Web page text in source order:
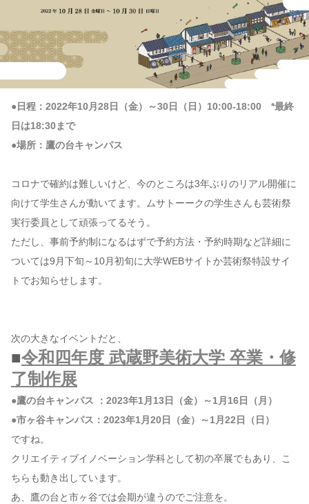
●日程：2022年10月28日（金）～30日（日）10:00-18:00 *最終
日は18:30まで
●場所：鷹の台キャンパス
コロナで確約は難しいけど、今のところは3年ぶりのリアル開催に
向けて学生さんが動いてます。ムサトーークの学生さんも芸術祭
実行委員として頑張ってるそう。
ただし、事前予約制になるはずで予約方法・予約時期など詳細に
ついては9月下旬～10月初旬に大学WEBサイトか芸術祭特設サイ
トでお知らせします。
次の大きなイベントだと、
■令和四年度 武蔵野美術大学 卒業・修
了制作展
●鷹の台キャンパス ：2023年1月13日（金）～1月16日（月）
●市ヶ谷キャンパス：2023年1月20日（金）～1月22日（日）
ですね。
クリエイティブイノベーション学科として初の卒展でもあり、こ
ちらも動き出しています。
あ、鷹の台と市ヶ谷では会期が違うのでご注意を。